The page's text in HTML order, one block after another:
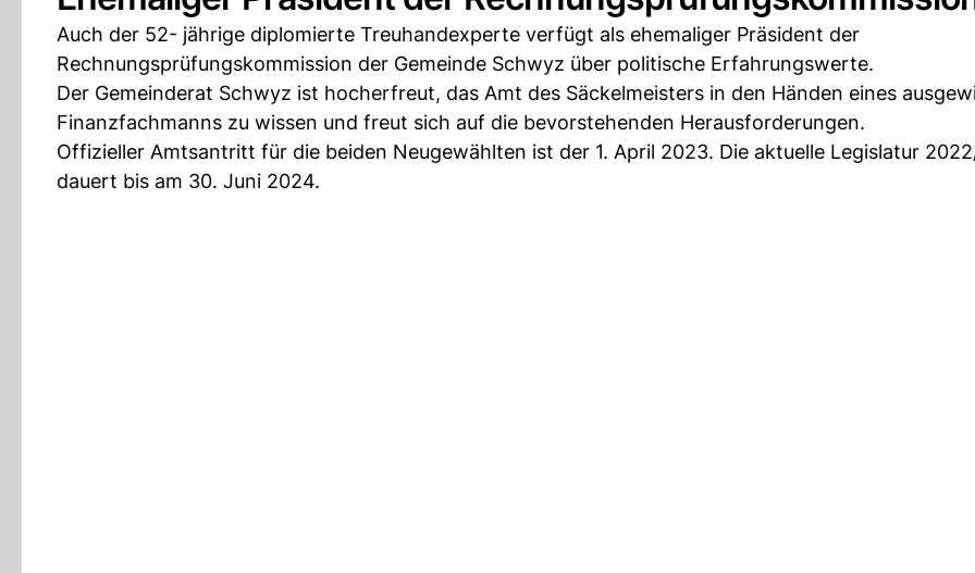
Auch der 52- jährige diplomierte Treuhandexperte verfügt als ehemaliger Präsident der
Rechnungsprüfungskommission der Gemeinde Schwyz über politische Erfahrungswerte.
Der Gemeinderat Schwyz ist hocherfreut, das Amt des Säckelmeisters in den Händen eines
Finanzfachmanns zu wissen und freut sich auf die bevorstehenden Herausforderungen.
Offizieller Amtsantritt für die beiden Neugewählten ist der 1. April 2023. Die aktuelle Legislatur
dauert bis am 30. Juni 2024.